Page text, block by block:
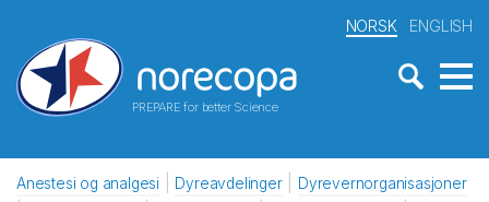
PREPARE for better Science
NORSK ENGLISH
Anestesi og analgesi Dyreavdelinger
Dyrevernorganisasjoner